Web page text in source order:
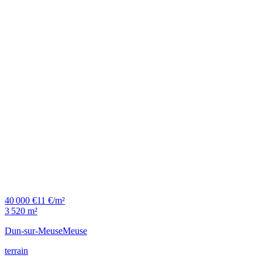
40 000 €11 €/m²
3 520 m²
Dun-sur-MeuseMeuse
terrain